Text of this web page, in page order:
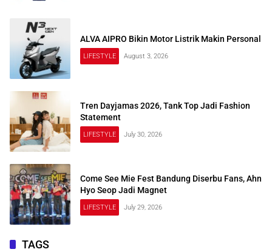
ALVA AIPRO Bikin Motor Listrik Makin Personal
LIFESTYLE August 3, 2026
Tren Dayjamas 2026, Tank Top Jadi Fashion
Statement
LIFESTYLE July 30, 2026
Come See Mie Fest Bandung Diserbu Fans, Ahn
Hyo Seop Jadi Magnet
LIFESTYLE July 29, 2026
TAGS